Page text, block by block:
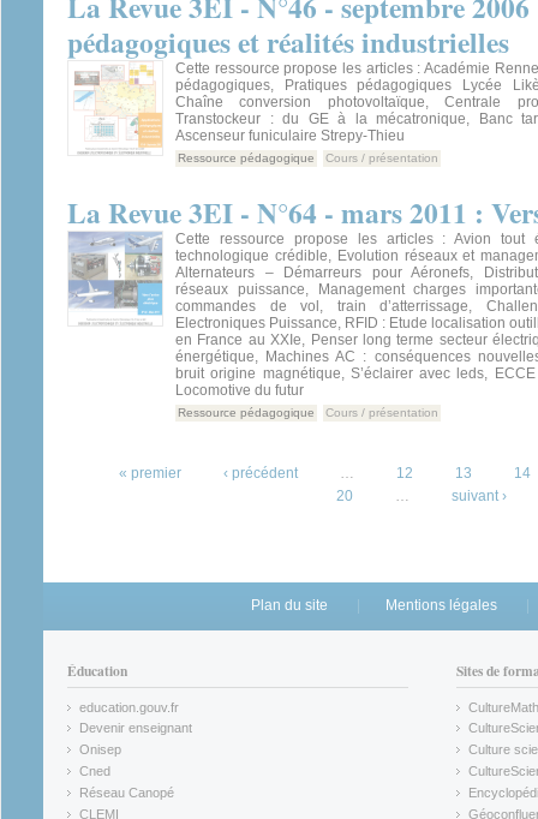
pédagogiques et réalités industrielles
Cette ressource propose les articles : Académie
pédagogiques, Pratiques pédagogiques Lycée
Chaîne conversion photovoltaïque, Centrale
Transtockeur : du GE à la mécatronique, Banc
Ascenseur funiculaire Strepy-Thieu
Ressource pédagogique Cours / présentation
La Revue 3EI - N°64 - mars 2011 :
Cette ressource propose les articles : Avion tout
technologique crédible, Evolution réseaux et
Alternateurs – Démarreurs pour Aéronefs,
réseaux puissance, Management charges
commandes de vol, train d’atterrissage,
Electroniques Puissance, RFID : Etude localisation
en France au XXIe, Penser long terme secteur
énergétique, Machines AC : conséquences
bruit origine magnétique, S’éclairer avec leds,
Locomotive du futur
Ressource pédagogique Cours / présentation
« premier ‹ précédent 12 13
14
20
suivant ›
Plan du site Mentions légales
Éducation
education.gouv.fr
(link is external)
Devenir enseignant
(link is external)
Onisep
(link is external)
Cned
(link is external)
Réseau Canopé
(link is external)
CLEMI
Sites de
CultureMath
(link is
(link is
Culture
(link is
(link is